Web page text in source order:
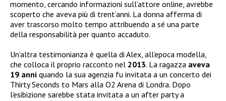
momento, cercando informazioni sull’attore online, avrebbe
scoperto che aveva più di trent’anni. La donna afferma di
aver trascorso molto tempo attribuendo a sé una parte
della responsabilità per quanto accaduto.
Un’altra testimonianza è quella di Alex, all’epoca modella,
che colloca il proprio racconto nel 2013. La ragazza aveva
19 anni quando la sua agenzia fu invitata a un concerto dei
Thirty Seconds to Mars alla O2 Arena di Londra. Dopo
l’esibizione sarebbe stata invitata a un after party a